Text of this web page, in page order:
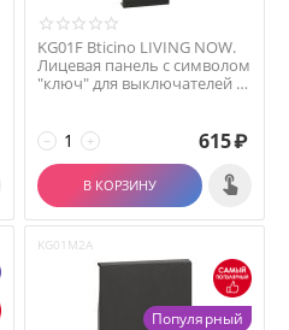
KG01F Bticino LIVING NOW.
Лицевая панель с символом
"ключ" для выключателей и
+
− 615₽
В КОРЗИНУ
KG01M2A
Популярный